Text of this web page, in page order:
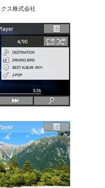
ス株式会社